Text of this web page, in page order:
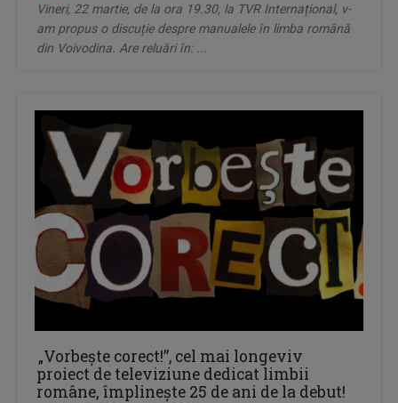
Vineri, 22 martie, de la ora 19.30, la TVR Internațional, v-
am propus o discuție despre manualele în limba română
din Voivodina. Are reluări în: ...
„Vorbeşte corect!”, cel mai longeviv
proiect de televiziune dedicat limbii
române, împlineşte 25 de ani de la debut!